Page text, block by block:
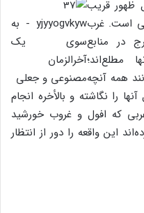
ظهور قریب
است. غرب
در منابع
مطلع‌اند؛
همه آنچه
۶۰۰ سال قبل آنها را نگاشته و بالأخره انجام
که افول و غروب خورشید
این واقعه را دور از انتظار